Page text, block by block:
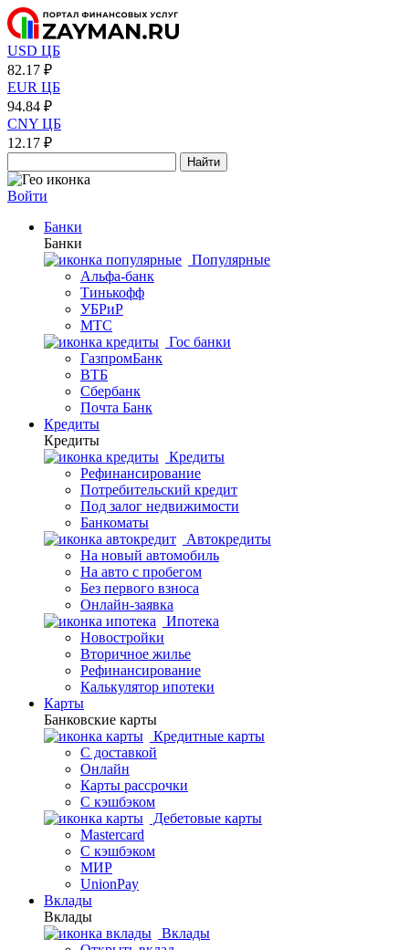
USD ЦБ
82.17 ₽
EUR ЦБ
94.84 ₽
CNY ЦБ
12.17 ₽
Найти
Войти
Банки
Банки
Популярные
Альфа-банк
Тинькофф
УБРиР
МТС
Гос банки
ГазпромБанк
ВТБ
Сбербанк
Почта Банк
Кредиты
Кредиты
Кредиты
Рефинансирование
Потребительский кредит
Под залог недвижимости
Банкоматы
Автокредиты
На новый автомобиль
На авто с пробегом
Без первого взноса
Онлайн-заявка
Ипотека
Новостройки
Вторичное жилье
Рефинансирование
Калькулятор ипотеки
Карты
Банковские карты
Кредитные карты
С доставкой
Онлайн
Карты рассрочки
С кэшбэком
Дебетовые карты
Mastercard
С кэшбэком
МИР
UnionPay
Вклады
Вклады
Вклады